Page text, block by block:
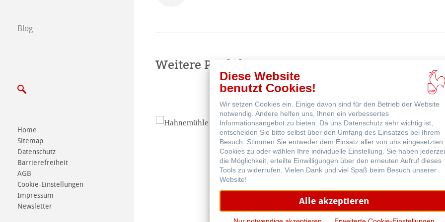
Messen & Termine
Blog
Home
Sitemap
Datenschutz
Barrierefreiheit
AGB
Cookie-Einstellungen
Impressum
Newsletter
Weitere Produkte
Diese Website
benutzt Cookies!
Wir setzen Cookies ein. Einige davon sind für den Betrieb der Website
notwendig. Andere helfen uns, Ihnen ein verbessertes
Informationsangebot zu bieten. Da uns Datenschutz sehr wichtig ist,
entscheiden Sie bitte selbst über den Umfang des Einsatzes bei Ihrem
Besuch. Stimmen Sie entweder dem Einsatz aller von uns eingesetzten
Cookies zu oder wählen Ihre individuelle Einstellung. Sie haben
die Möglichkeit, erteilte Einwilligungen über den erneuten Aufruf dieses
Tools zu widerrufen. Vielen Dank und viel Spaß beim Besuch unserer
Website!
Alle akzeptieren